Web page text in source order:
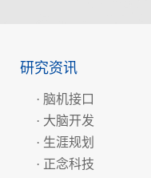
研究资讯
· 脑机接口
· 大脑开发
· 生涯规划
· 正念科技